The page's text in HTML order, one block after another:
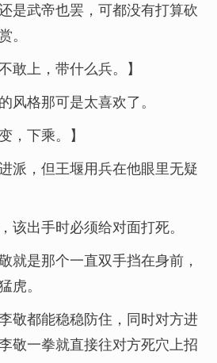
是武帝也罢，可都没有打算砍
敢上，带什么兵。】
风格那可是太喜欢了。
，下乘。】
派，但王堰用兵在他眼里无疑
该出手时必须给对面打死。
就是那个一直双手挡在身前，
虎。
敬都能稳稳防住，同时对方进
敬一拳就直接往对方死穴上招